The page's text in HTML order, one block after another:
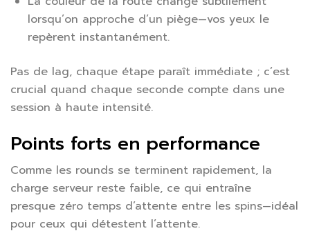
lorsqu’on approche d’un piège—vos yeux le
repèrent instantanément.
Pas de lag, chaque étape paraît immédiate ; c’est
crucial quand chaque seconde compte dans une
session à haute intensité.
Points forts en performance
Comme les rounds se terminent rapidement, la
charge serveur reste faible, ce qui entraîne
presque zéro temps d’attente entre les spins—idéal
pour ceux qui détestent l’attente.